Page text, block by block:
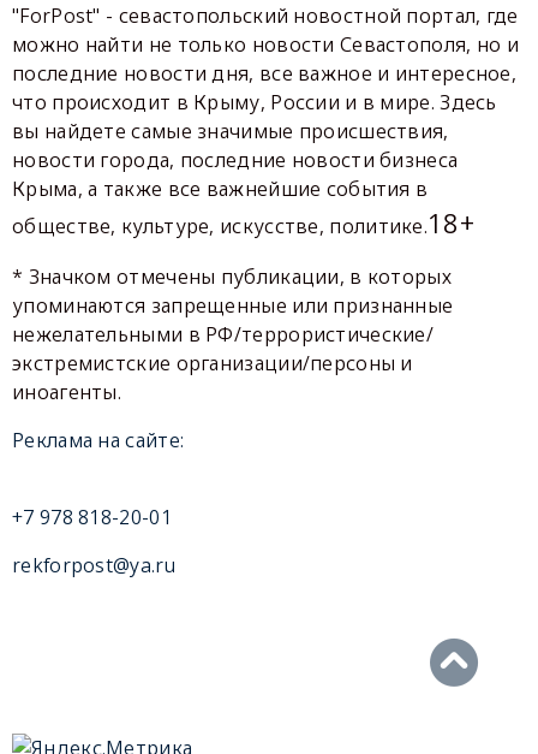
"ForPost" - севастопольский новостной портал, где
можно найти не только новости Севастополя, но и
последние новости дня, все важное и интересное,
что происходит в Крыму, России и в мире. Здесь
вы найдете самые значимые происшествия,
новости города, последние новости бизнеса
Крыма, а также все важнейшие события в
обществе, культуре, искусстве, политике.18+
* Значком отмечены публикации, в которых
упоминаются запрещенные или признанные
нежелательными в РФ/террористические/
экстремистские организации/персоны и
иноагенты.
Реклама на сайте:
+7 978 818-20-01
rekforpost@ya.ru